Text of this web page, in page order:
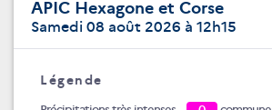
APIC Hexagone et Corse
Samedi 08 août 2026 à 12h15
Légende